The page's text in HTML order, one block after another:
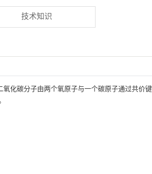
技术知识
化碳分子由两个氧原子与一个碳原子通过共价键